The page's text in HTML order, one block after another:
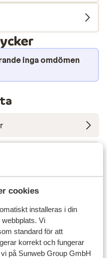
cookies
installeras i din
Vi
standard för att
korrekt och fungerar
på Sunweb Group GmbH
ligger precis intill
Agia Marinas
sig och bjuder in till
längst vattenbrynet
av strandbarer
en plats för något gott
koppla av vid
en paus i solen på
strandväskan för
lokala tavernor i
avslappnad –
Omgivningarna Både
Agia Marina finns gott
serveras internationell
inga omdömen
vuxna
- endast vuxna